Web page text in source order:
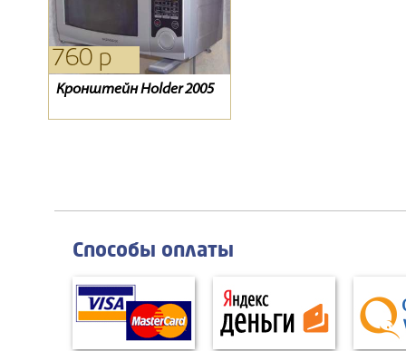
760 р
Кронштейн Holder 2005
660 р
Антенна Дельта Н181
6590 р
Evo 07
Способы оплаты